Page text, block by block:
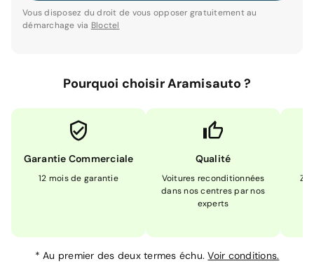
Vous disposez du droit de vous opposer gratuitement au
démarchage via Bloctel
Pourquoi choisir Aramisauto ?
Garantie Commerciale
12 mois de garantie
Qualité
Voitures reconditionnées
dans nos centres par nos
experts
*Au premier des deux termes échu.Voir conditions.